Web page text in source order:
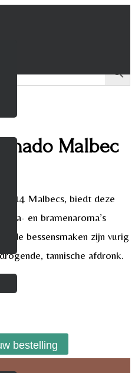
Malbec
Malbecs, biedt deze
en bramenaroma’s
de bessensmaken zijn vurig
tannische afdronk.
bestelling